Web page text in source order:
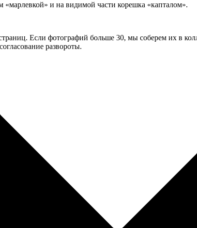
и на видимой части корешка «капталом».
Если фотографий больше 30, мы соберем их в
развороты.